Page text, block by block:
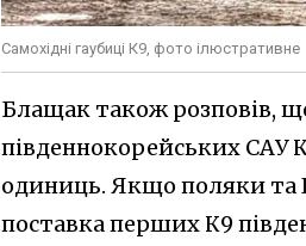
Самохідні гаубиці К9, фото ілюстративне
Блащак також розповів,
південнокорейських САУ
одиниць. Якщо поляки та
поставка перших К9